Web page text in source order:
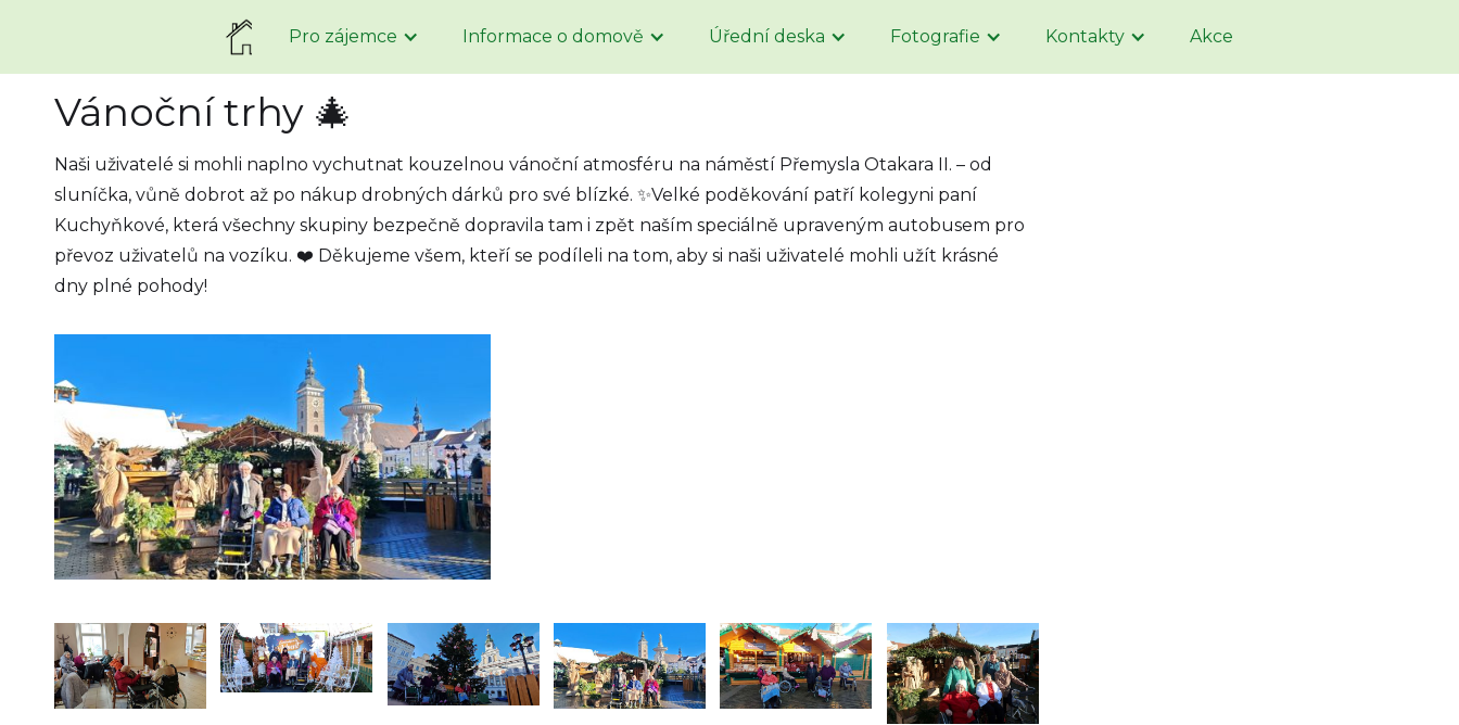
Pro zájemce Informace o domově Úřední deska Fotografie Kontakty Akce
Vánoční trhy 🎄
Naši uživatelé si mohli naplno vychutnat kouzelnou vánoční atmosféru na náměstí Přemysla Otakara II. – od
sluníčka, vůně dobrot až po nákup drobných dárků pro své blízké. ✨Velké poděkování patří kolegyni paní
Kuchyňkové, která všechny skupiny bezpečně dopravila tam i zpět naším speciálně upraveným autobusem pro
převoz uživatelů na vozíku. ❤️ Děkujeme všem, kteří se podíleli na tom, aby si naši uživatelé mohli užít krásné
dny plné pohody!